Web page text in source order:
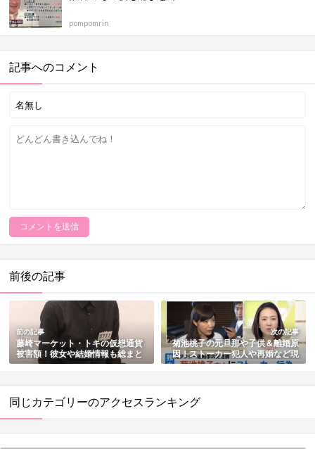
pompomrin
記事へのコメント
前後の記事
前の記事
藤崎マーケット・トキの仮想通貨
被害額！彼女や結婚情報も総まと
め
次の記事
菊池桃子の元旦那や子供＆離婚原
因！ストーカー犯人や再婚など現
在まで総まとめ
同じカテゴリーのアクセスランキング